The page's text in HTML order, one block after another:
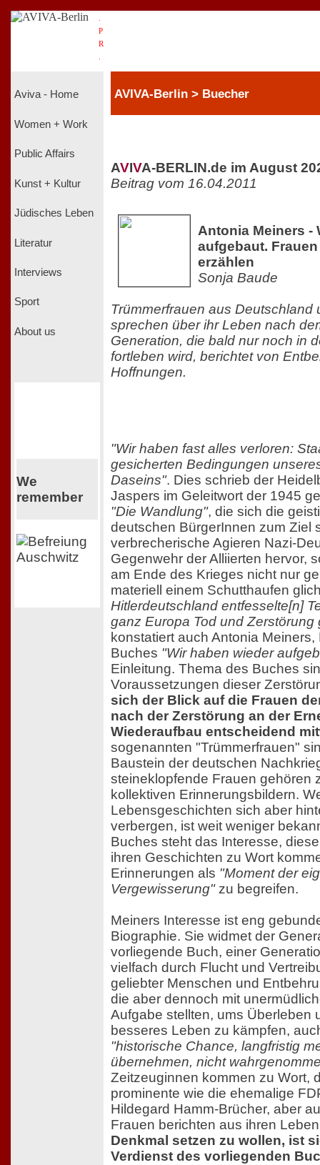
P
R
Aviva - Home
Women + Work
Public Affairs
Kunst + Kultur
Jüdisches Leben
Literatur
Interviews
Sport
About us
We
remember
AVIVA-Berlin > Buecher
AVIVA-BERLIN.de im August
Beitrag vom 16.04.2011
Antonia Meiners -
aufgebaut.
erzählen
Sonja Baude
Trümmerfrauen aus Deutschland
sprechen über ihr Leben nach
Generation, die bald nur noch in
fortleben wird, berichtet von
Hoffnungen.
"Wir haben fast alles verloren:
gesicherten Bedingungen
Daseins". Dies schrieb der
Jaspers im Geleitwort der 1945
"Die Wandlung", die sich die
deutschen BürgerInnen zum Ziel
verbrecherische Agieren Nazi-
Gegenwehr der Alliierten hervor,
am Ende des Krieges nicht nur
materiell einem Schutthaufen
Hitlerdeutschland entfesselte[n]
ganz Europa Tod und Zerstörung
konstatiert auch Antonia
Buches "Wir haben wieder
Einleitung. Thema des Buches
Voraussetzungen dieser
sich der Blick auf die Frauen
nach der Zerstörung an der
Wiederaufbau entscheidend
sogenannten "Trümmerfrauen"
Baustein der deutschen
steineklopfende Frauen gehören
kollektiven Erinnerungsbildern.
Lebensgeschichten sich aber
verbergen, ist weit weniger
Buches steht das Interesse,
ihren Geschichten zu Wort
Erinnerungen als "Moment der
Vergewisserung"zu begreifen.
Meiners Interesse ist eng
Biographie. Sie widmet der
vorliegende Buch, einer
vielfach durch Flucht und
geliebter Menschen und
die aber dennoch mit
Aufgabe stellten, ums Überleben
besseres Leben zu kämpfen,
"historische Chance, langfristig
übernehmen, nicht
Zeitzeuginnen kommen zu Wort,
prominente wie die ehemalige
Hildegard Hamm-Brücher, aber
Frauen berichten aus ihren
Denkmal setzen zu wollen, ist
Verdienst des vorliegenden